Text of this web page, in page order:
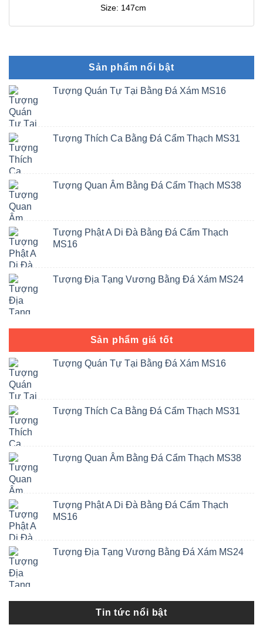
Sản phẩm nổi bật
Tượng Quán Tự Tại Bằng Đá Xám MS16
Tượng Thích Ca Bằng Đá Cẩm Thạch MS31
Tượng Quan Âm Bằng Đá Cẩm Thạch MS38
Tượng Phật A Di Đà Bằng Đá Cẩm Thạch
MS16
Tượng Địa Tạng Vương Bằng Đá Xám MS24
Sản phẩm giá tốt
Tượng Quán Tự Tại Bằng Đá Xám MS16
Tượng Thích Ca Bằng Đá Cẩm Thạch MS31
Tượng Quan Âm Bằng Đá Cẩm Thạch MS38
Tượng Phật A Di Đà Bằng Đá Cẩm Thạch
MS16
Tượng Địa Tạng Vương Bằng Đá Xám MS24
Tin tức nổi bật
Size: 147cm